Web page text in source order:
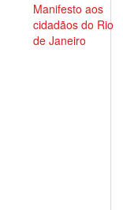
Manifesto aos
cidadãos do Rio
de Janeiro